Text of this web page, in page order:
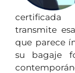
certificada
transmite
que parece
su bagaje